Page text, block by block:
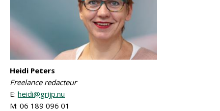
Heidi Peters
Freelance redacteur
E: heidi@grijp.nu
M: 06 189 096 01